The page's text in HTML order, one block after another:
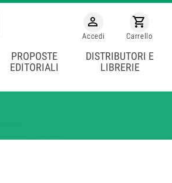
shopping_cart
Carrello
person_outline
Accedi
PROPOSTE
EDITORIALI
DISTRIBUTORI E
LIBRERIE